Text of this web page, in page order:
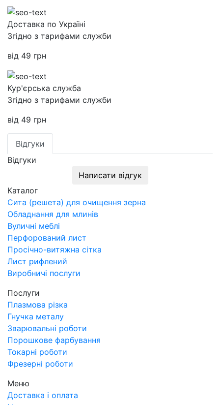
Доставка по Україні
Згідно з тарифами служби
від 49 грн
Кур'єрська служба
Згідно з тарифами служби
від 49 грн
Відгуки
Відгуки
Написати відгук
Каталог
Сита (решета) для очищення зерна
Обладнання для млинів
Вуличні меблі
Перфорований лист
Просічно-витяжна сітка
Лист рифлений
Виробничі послуги
Послуги
Плазмова різка
Гнучка металу
Зварювальні роботи
Порошкове фарбування
Токарні роботи
Фрезерні роботи
Меню
Доставка і оплата